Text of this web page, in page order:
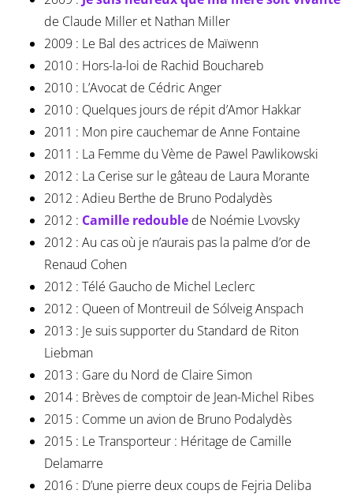
de Claude Miller et Nathan Miller
2009 : Le Bal des actrices de Maïwenn
2010 : Hors-la-loi de Rachid Bouchareb
2010 : L’Avocat de Cédric Anger
2010 : Quelques jours de répit d’Amor Hakkar
2011 : Mon pire cauchemar de Anne Fontaine
2011 : La Femme du Vème de Pawel Pawlikowski
2012 : La Cerise sur le gâteau de Laura Morante
2012 : Adieu Berthe de Bruno Podalydès
2012 : Camille redoublede Noémie Lvovsky
2012 : Au cas où je n’aurais pas la palme d’or de
Renaud Cohen
2012 : Télé Gaucho de Michel Leclerc
2012 : Queen of Montreuil de Sólveig Anspach
2013 : Je suis supporter du Standard de Riton
Liebman
2013 : Gare du Nord de Claire Simon
2014 : Brèves de comptoir de Jean-Michel Ribes
2015 : Comme un avion de Bruno Podalydès
2015 : Le Transporteur : Héritage de Camille
Delamarre
2016 : D’une pierre deux coups de Fejria Deliba